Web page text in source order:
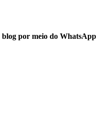
blog por meio do WhatsApp